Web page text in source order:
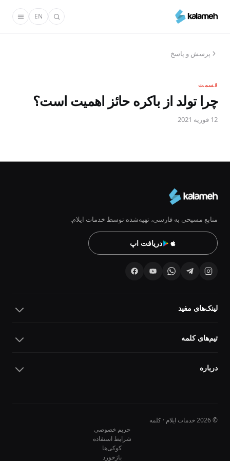
محتوای
EN
پرسش و پاسخ
قسمت
چرا تولد از باکره حائز اهمیت است؟
12 فوریه 2021
منابع مسیحی به فارسی، تهیه‌شده توسط خدمات ایلام.
دریافت اپ
لینک‌های مفید
تیم‌های کلمه
درباره
© 2026 خدمات ایلام · کلمه
حریم خصوصی
شرایط استفاده
کوکی‌ها
بازخورد
10